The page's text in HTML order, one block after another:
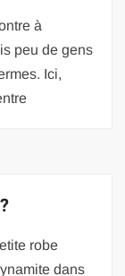
à
peu de gens
Ici,
robe
dans